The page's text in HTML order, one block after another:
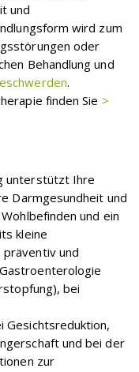
und
wird zum
oder
Behandlung und
.
finden Sie >
unterstützt Ihre
Darmgesundheit und
und ein
kleine
präventiv und
bei
Gesichtsreduktion,
und bei der
zur